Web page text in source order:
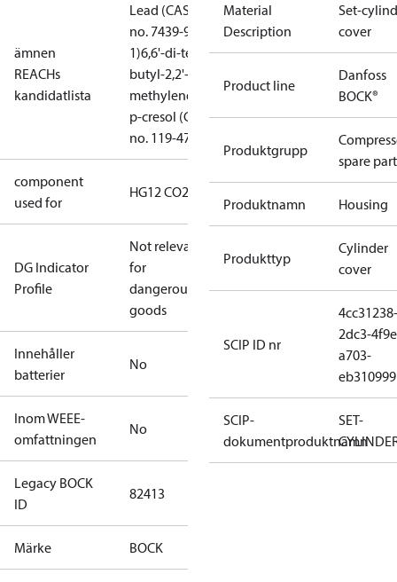
ämnen
REACHs
kandidatlista
Lead (CAS
no. 7439-92-
1)6,6'-di-tert-
butyl-2,2'-
methylenedi-
p-cresol (CAS
no. 119-47-1)
component
used for
HG12 CO2
DG Indicator
Profile
Not relevant
for
dangerous
goods
Innehåller
batterier
No
Inom WEEE-
omfattningen
No
Legacy BOCK
ID
82413
Märke BOCK
Material
Description
Set-
cover
Product line
Danfoss
BOCK®
Produktgrupp
spare
Produktnamn Housing
Produkttyp
Cylinder
cover
SCIP ID nr
4cc31238-
2dc3-
a703-
SCIP-
dokumentproduktnamn
SET-